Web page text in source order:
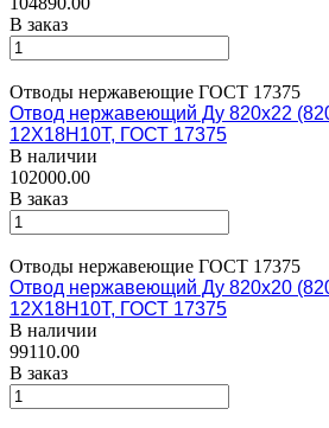
В заказ
Отводы нержавеющие ГОСТ 17375
Отвод нержавеющий Ду 820х22
12Х18Н10Т, ГОСТ 17375
В наличии
102000.00
В заказ
Отводы нержавеющие ГОСТ 17375
Отвод нержавеющий Ду 820х20
12Х18Н10Т, ГОСТ 17375
В наличии
99110.00
В заказ